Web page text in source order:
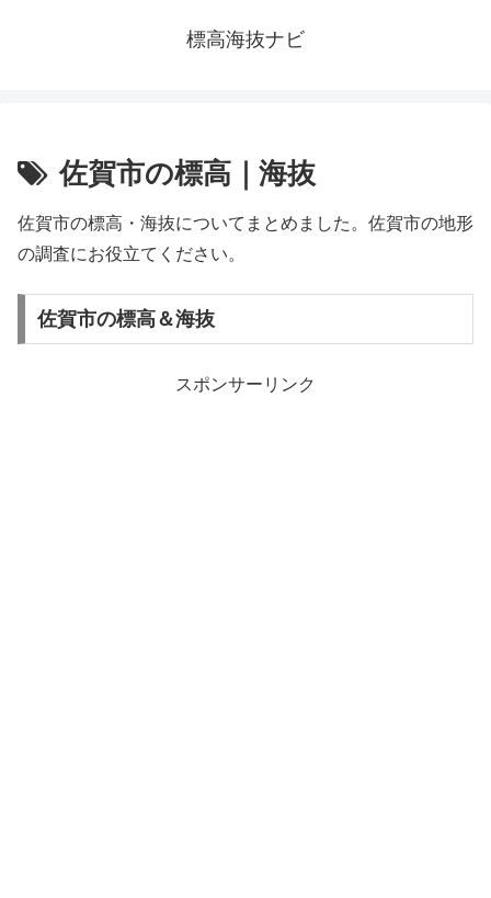
標高海抜ナビ
佐賀市の標高｜海抜
佐賀市の標高・海抜についてまとめました。佐賀市の地形
の調査にお役立てください。
佐賀市の標高＆海抜
スポンサーリンク